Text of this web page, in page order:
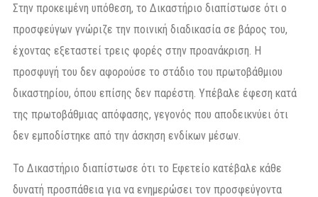
Στην προκειμένη υπόθεση, το Δικαστήριο διαπίστωσε ότι ο
προσφεύγων γνώριζε την ποινική διαδικασία σε βάρος του,
έχοντας εξεταστεί τρεις φορές στην προανάκριση. Η
προσφυγή του δεν αφορούσε το στάδιο του πρωτοβάθμιου
δικαστηρίου, όπου επίσης δεν παρέστη. Υπέβαλε έφεση κατά
της πρωτοβάθμιας απόφασης, γεγονός που αποδεικνύει ότι
δεν εμποδίστηκε από την άσκηση ενδίκων μέσων.
Το Δικαστήριο διαπίστωσε ότι το Εφετείο κατέβαλε κάθε
δυνατή προσπάθεια για να ενημερώσει τον προσφεύγοντα